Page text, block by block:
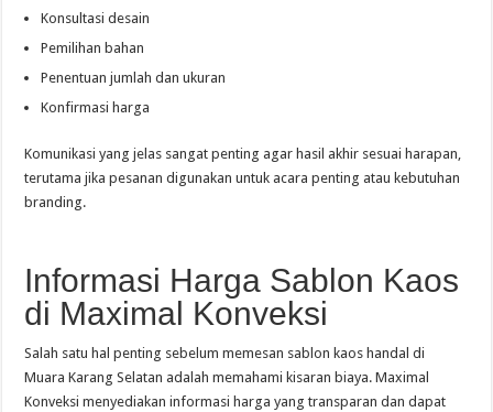
Konsultasi desain
Pemilihan bahan
Penentuan jumlah dan ukuran
Konfirmasi harga
Komunikasi yang jelas sangat penting agar hasil akhir sesuai harapan,
terutama jika pesanan digunakan untuk acara penting atau kebutuhan
branding.
Informasi Harga Sablon Kaos
di Maximal Konveksi
Salah satu hal penting sebelum memesan sablon kaos handal di
Muara Karang Selatan adalah memahami kisaran biaya. Maximal
Konveksi menyediakan informasi harga yang transparan dan dapat